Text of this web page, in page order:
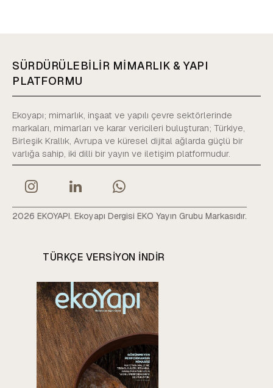
SÜRDÜRÜLEBİLİR MİMARLIK & YAPI
PLATFORMU
Ekoyapı; mimarlık, inşaat ve yapılı çevre sektörlerinde
markaları, mimarları ve karar vericileri buluşturan; Türkiye,
Birleşik Krallık, Avrupa ve küresel dijital ağlarda güçlü bir
varlığa sahip, iki dilli bir yayın ve iletişim platformudur.
2026 EKOYAPI. Ekoyapı Dergisi EKO Yayın Grubu Markasıdır.
TÜRKÇE VERSIYON INDIR